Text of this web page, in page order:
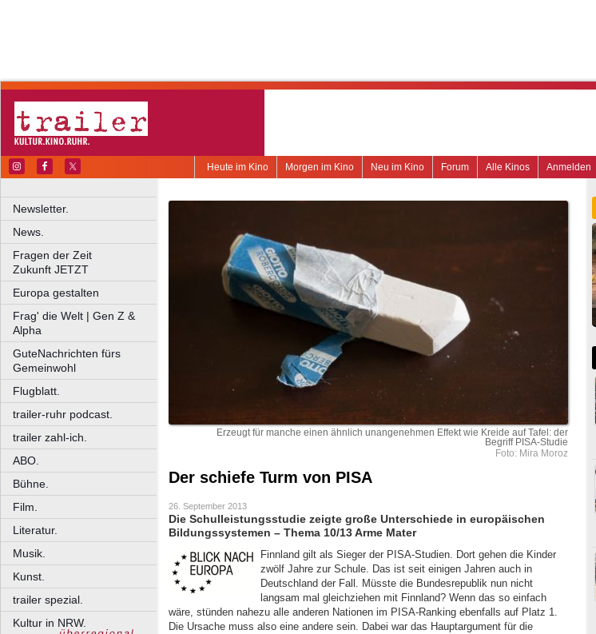
Anmelden
Alle Kinos
Forum
Neu im Kino
Morgen im Kino
Heute im Kino
Newsletter.
News.
Fragen der Zeit
Zukunft JETZT
Europa gestalten
Frag' die Welt | Gen Z &
Alpha
GuteNachrichten fürs
Gemeinwohl
Flugblatt.
trailer-ruhr podcast.
trailer zahl-ich.
ABO.
Bühne.
Film.
Literatur.
Musik.
Kunst.
trailer spezial.
Kultur in NRW.
Erzeugt für manche einen ähnlich unangenehmen Effekt wie Kreide auf Tafel: der
Begriff PISA-Studie
Foto: Mira Moroz
Der schiefe Turm von PISA
26. September 2013
Die Schulleistungsstudie zeigte große Unterschiede in europäischen
Bildungssystemen – Thema 10/13 Arme Mater
Finnland gilt als Sieger der PISA-Studien. Dort gehen die Kinder
zwölf Jahre zur Schule. Das ist seit einigen Jahren auch in
Deutschland der Fall. Müsste die Bundesrepublik nun nicht
langsam mal gleichziehen mit Finnland? Wenn das so einfach
wäre, stünden nahezu alle anderen Nationen im PISA-Ranking ebenfalls auf Platz 1.
Die Ursache muss also eine andere sein. Dabei war das Hauptargument für die